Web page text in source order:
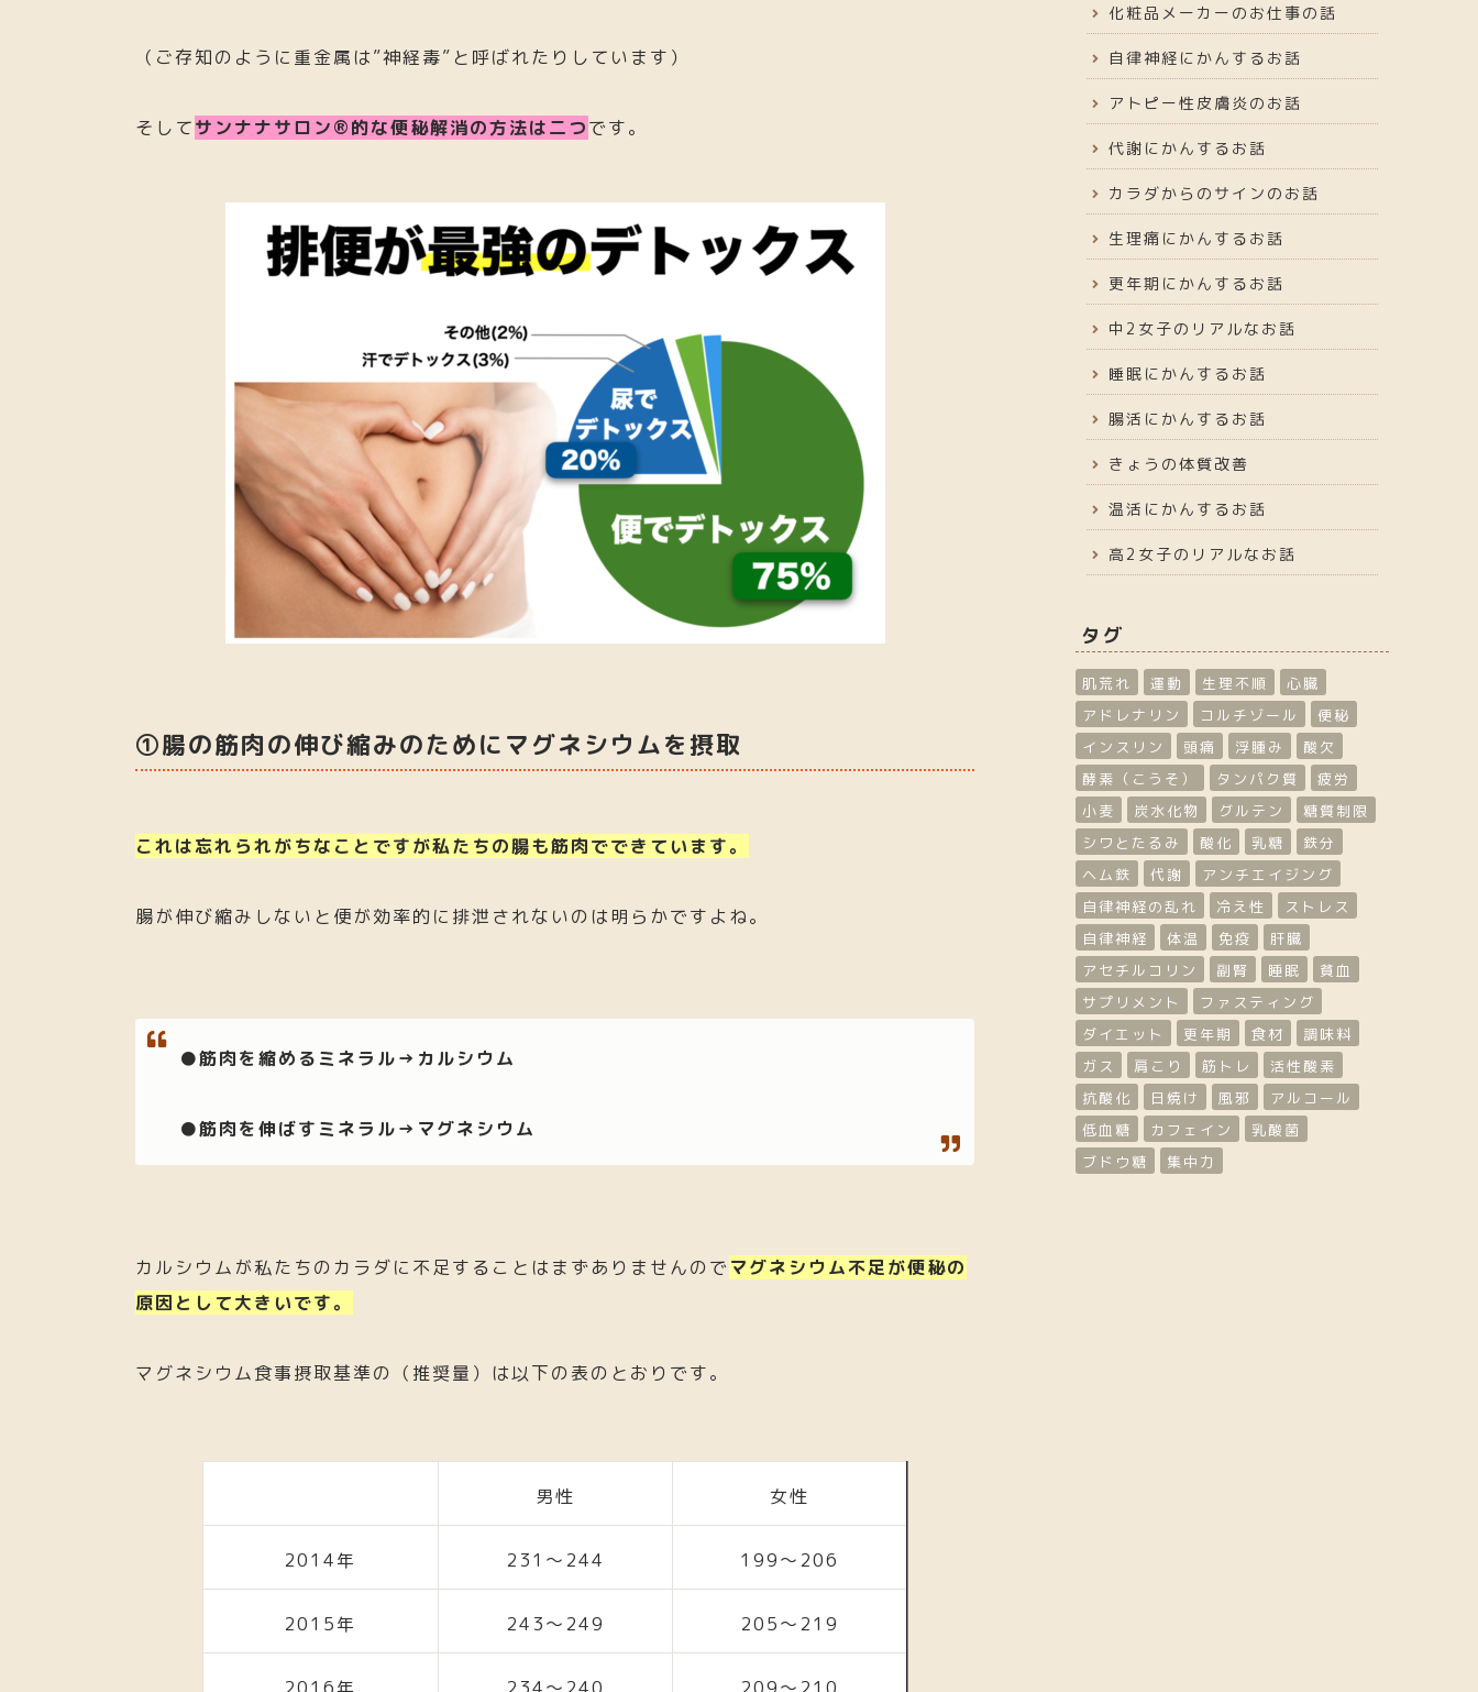
（ご存知のように重金属は”神経毒”と呼ばれたりしています）
そしてサンナナサロン®︎的な便秘解消の方法は二つです。
①腸の筋肉の伸び縮みのためにマグネシウムを摂取
これは忘れられがちなことですが私たちの腸も筋肉でできています。
腸が伸び縮みしないと便が効率的に排泄されないのは明らかですよね。
●筋肉を縮めるミネラル→カルシウム
●筋肉を伸ばすミネラル→マグネシウム
カルシウムが私たちのカラダに不足することはまずありませんので マグネシウム不足が便秘の
原因として大きいです。
マグネシウム食事摂取基準の（推奨量）は以下の表のとおりです。
男性 女性
2014年 231〜244 199〜206
2015年 243〜249 205〜219
化粧品メーカーのお仕事の話
自律神経にかんするお話
アトピー性皮膚炎のお話
代謝にかんするお話
カラダからのサインのお話
生理痛にかんするお話
更年期にかんするお話
中2女子のリアルなお話
睡眠にかんするお話
腸活にかんするお話
きょうの体質改善
温活にかんするお話
高2女子のリアルなお話
タグ
肌荒れ 運動 生理不順
心臓
アドレナリン
コルチゾール
便秘
インスリン
頭痛 浮腫み
酸欠
酵素（こうそ）
タンパク質
疲労
小麦
炭水化物 グルテン
糖質制限
シワとたるみ
酸化 乳糖
鉄分
ヘム鉄
代謝
アンチエイジング
自律神経の乱れ
冷え性
ストレス
自律神経
体温 免疫
肝臓
アセチルコリン
副腎 睡眠
貧血
サプリメント
ファスティング
ダイエット
更年期 食材
調味料
ガス
肩こり 筋トレ
活性酸素
抗酸化
日焼け 風邪
アルコール
低血糖
カフェイン
乳酸菌
ブドウ糖
集中力